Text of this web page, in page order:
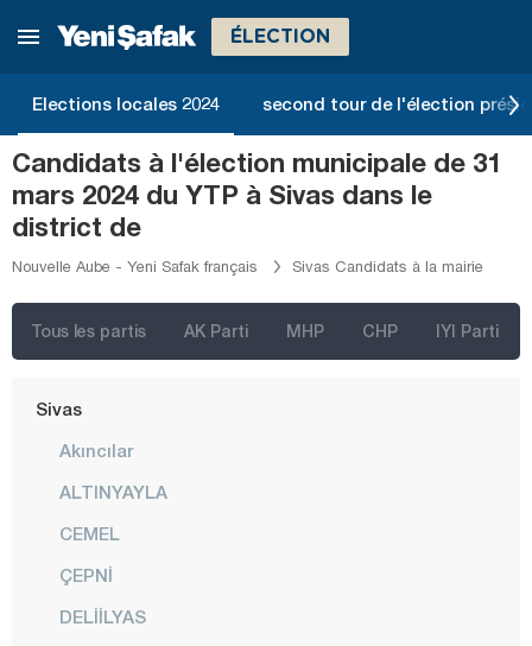
ÉLECTION
Elections locales 2024 second tour de l'élection
Candidats à l'élection municipale de 31
mars 2024 du YTP à Sivas dans le
district de
Nouvelle Aube - Yeni Safak français Sivas Candidats à la mairie
Tous les partis AK Parti MHP CHP IYI Parti
Ordu
Rize
Sakarya
Samsun
Şanlıurfa
Siirt
Şırnak
Sivas
Akıncılar
ALTINYAYLA
CEMEL
ÇEPNİ
DELİİLYAS